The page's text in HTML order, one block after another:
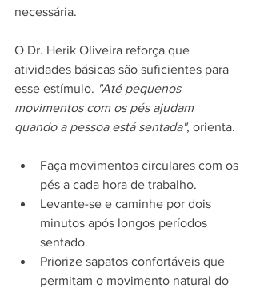
necessária.
O Dr. Herik Oliveira reforça que
atividades básicas são suficientes para
esse estímulo. "Até pequenos
movimentos com os pés ajudam
quando a pessoa está sentada", orienta.
Faça movimentos circulares com os
pés a cada hora de trabalho.
Levante-se e caminhe por dois
minutos após longos períodos
sentado.
Priorize sapatos confortáveis que
permitam o movimento natural do